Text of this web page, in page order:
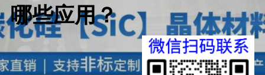
哪些应用？